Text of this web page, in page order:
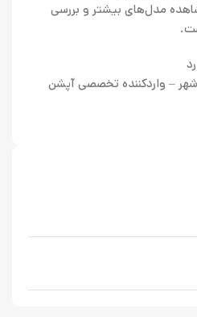
مدل‌های بیشتر و بررسی
– واردکننده تخصصی آپشن